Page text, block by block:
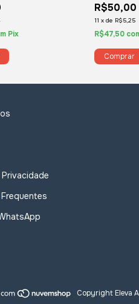
Pix
R$50,00
11 xde R$5,25
R$47,50
Copyright Eleva